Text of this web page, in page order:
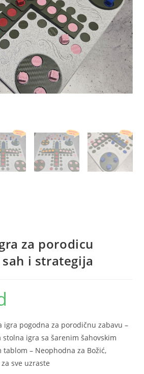
za porodicu
i strategija
igra pogodna za porodičnu zabavu –
igra sa šarenim šahovskim
– Neophodna za Božić,
sve uzraste